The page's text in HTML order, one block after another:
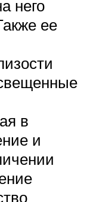
него
ее
в
и